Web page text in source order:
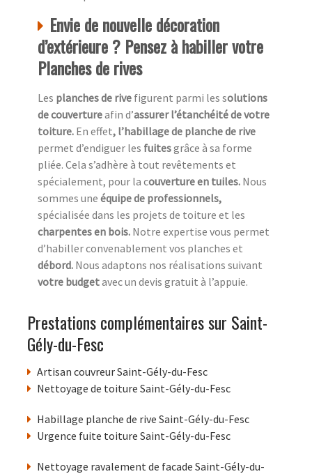
Envie de nouvelle décoration
d’extérieure ? Pensez à habiller votre
Planches de rives
Les planches de rive figurent parmi les solutions
de couvertureafin d’assurer l’étanchéité de votre
toiture. En effet, l’habillage de planche de rive
permet d’endiguer les fuitesgrâce à sa forme
pliée. Cela s’adhère à tout revêtements et
spécialement, pour la couverture en tuiles. Nous
sommes une équipe de professionnels,
spécialisée dans les projets de toiture et les
charpentes en bois. Notre expertise vous permet
d’habiller convenablement vos planches et
débord. Nous adaptons nos réalisations suivant
votre budgetavec un devis gratuit à l’appuie.
Prestations complémentaires sur Saint-
Gély-du-Fesc
Artisan couvreur Saint-Gély-du-Fesc
Nettoyage de toiture Saint-Gély-du-Fesc
Habillage planche de rive Saint-Gély-du-Fesc
Urgence fuite toiture Saint-Gély-du-Fesc
Nettoyage ravalement de facade Saint-Gély-du-